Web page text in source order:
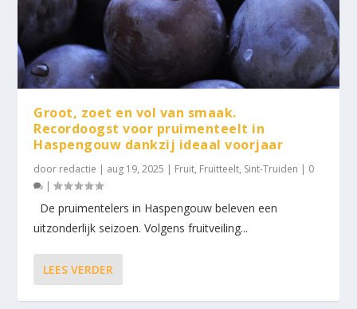
Groot, zoet en vol van smaak.
Recordoogst voor pruimenteelt in
Haspengouw dankzij ideaal voorjaar
door redactie | aug 19, 2025 | Fruit, Fruitteelt, Sint-Truiden | 0
|
De pruimentelers in Haspengouw beleven een
uitzonderlijk seizoen. Volgens fruitveiling...
LEES VERDER